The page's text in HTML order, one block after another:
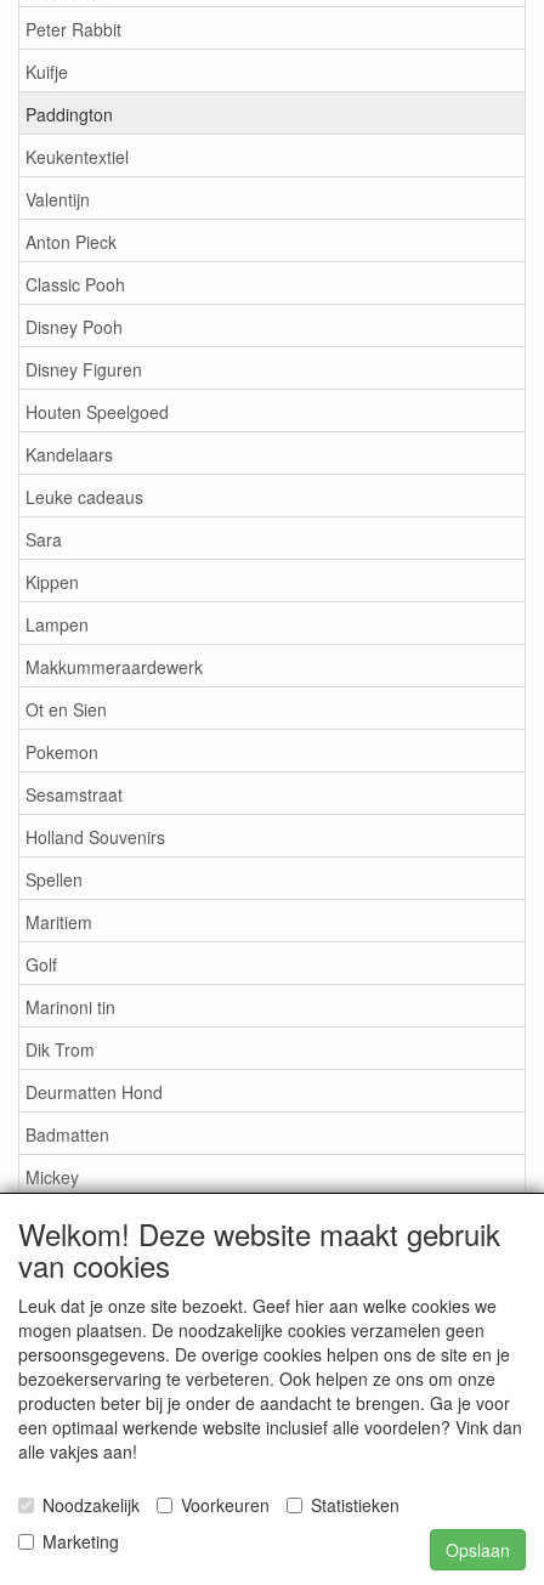
Peter Rabbit
Kuifje
Paddington
Keukentextiel
Valentijn
Anton Pieck
Classic Pooh
Disney Pooh
Disney Figuren
Houten Speelgoed
Kandelaars
Leuke cadeaus
Sara
Kippen
Lampen
Makkummeraardewerk
Ot en Sien
Pokemon
Sesamstraat
Holland Souvenirs
Spellen
Maritiem
Golf
Marinoni tin
Dik Trom
Deurmatten Hond
Badmatten
Mickey
Nijntje
Snoopy
Overige artikelen
Service
Algemene leveringsvoorwaarden
Ideal
Privacy statement
Welkom! Deze website maakt gebruik
van cookies
Leuk dat je onze site bezoekt. Geef hier aan welke cookies we
mogen plaatsen. De noodzakelijke cookies verzamelen geen
persoonsgegevens. De overige cookies helpen ons de site en je
bezoekerservaring te verbeteren. Ook helpen ze ons om onze
producten beter bij je onder de aandacht te brengen. Ga je voor
een optimaal werkende website inclusief alle voordelen? Vink dan
alle vakjes aan!
Noodzakelijk Voorkeuren
Statistieken
Marketing
Opslaan